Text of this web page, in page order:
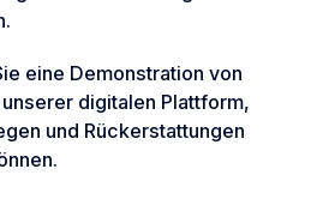
eine Demonstration von
digitalen Plattform,
und Rückerstattungen